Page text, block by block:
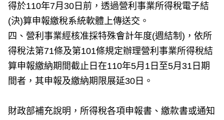
得於110年7月30日前，透過營利事業所得稅電子結
(決)算申報繳稅系統軟體上傳送交。
四、營利事業經核准採特殊會計年度(週結制)，依所
得稅法第71條及第101條規定辦理營利事業所得稅結
算申報繳納期間截止日在110年5月1日至5月31日期
間者，其申報及繳納期限展延30日。
財政部補充說明，所得稅各項申報書、繳款書或通知